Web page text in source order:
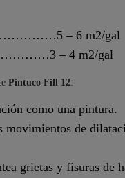
– 6 m2/gal
– 4 m2/gal
Pintuco Fill 12:
como una pintura.
movimientos de
grietas y fisuras de